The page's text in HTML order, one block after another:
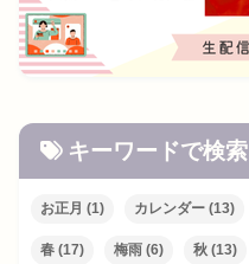
キーワードで検索
お正月 (1) カレンダー (13)
春 (17) 梅雨 (6) 秋 (13)